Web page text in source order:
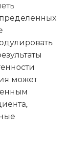
может